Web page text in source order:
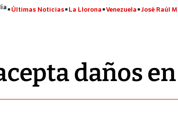
Últimas Noticias La Llorona Venezuela José Raúl
daños